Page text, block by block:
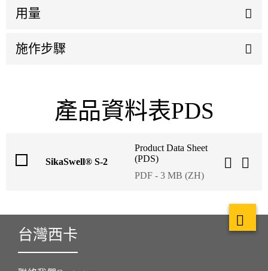
用量
施作步驟
產品資料表PDS
SikaSwell® S-2
Product Data Sheet
(PDS)
PDF - 3 MB (ZH)
台灣西卡